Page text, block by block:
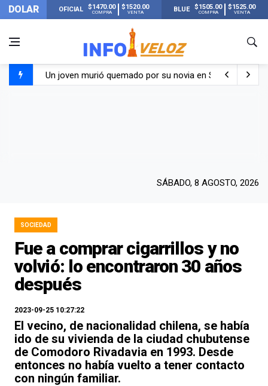
DOLAR OFICIAL $1470.00
COMPRA
$1520.00
VENTA BLUE $1505.00
COMPRA
$1525.00
VENTA
Un joven murió quemado por su novia en San Luis:
SÁBADO, 8 AGOSTO, 2026
SOCIEDAD
Fue a comprar cigarrillos y no
volvió: lo encontraron 30 años
después
2023-09-25 10:27:22
El vecino, de nacionalidad chilena, se había
ido de su vivienda de la ciudad chubutense
de Comodoro Rivadavia en 1993. Desde
entonces no había vuelto a tener contacto
con ningún familiar.